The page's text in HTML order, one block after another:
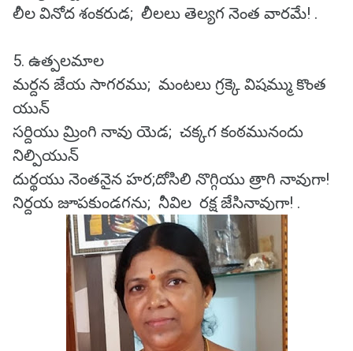
లీల వినోద శంకరుడ; లీలలు తెల్యగ నెంత వారమే! .
5. ఉత్పలమాల
మర్దన జేయ సాగరము; మంటలు గ్రక్కె విషమ్ము కొంత
యున్
సర్దియు మ్రింగి నావు యెడ; చక్కగ కంఠమునందు
నిల్పియున్
దుర్థయు నెంతనైన హర;దోసిలి నొగ్గియు త్రాగి నావుగా!
నిర్దయ జూపకుండగను; నీవిల రక్ష జేసినావుగా! .